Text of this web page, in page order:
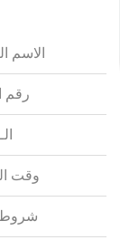
الاسم
رقم
الـ MOQ:
وقت
شروط